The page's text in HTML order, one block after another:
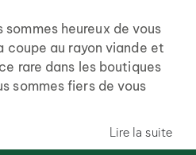
sommes heureux de vous
coupe au rayon viande et
rare dans les boutiques
sommes fiers de vous
Lire la suite